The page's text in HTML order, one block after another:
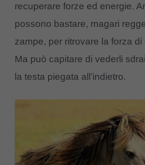
recuperare forze ed energie.
possono bastare, magari
zampe, per ritrovare la forza
Ma può capitare di vederli
la testa piegata all’indietro.